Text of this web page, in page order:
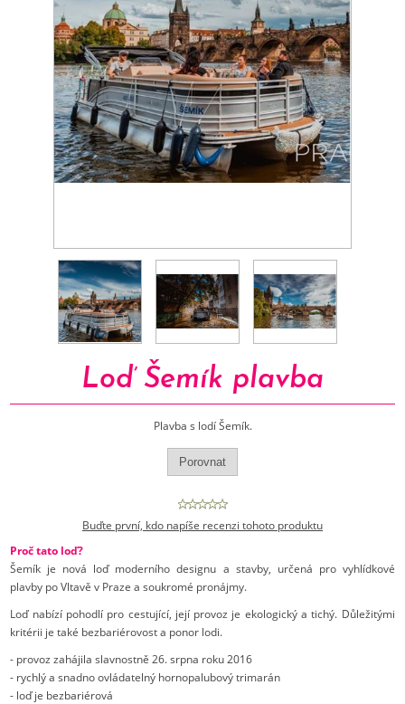
Loď Šemík plavba
Plavba s lodí Šemík.
Buďte první, kdo napíše recenzi tohoto produktu
Proč tato loď?
Šemík je nová loď moderního designu a stavby, určená pro vyhlídkové
plavby po Vltavě v Praze a soukromé pronájmy.
Loď nabízí pohodlí pro cestující, její provoz je ekologický a tichý. Důležitými
kritérii je také bezbariérovost a ponor lodi.
- provoz zahájila slavnostně 26. srpna roku 2016
- rychlý a snadno ovládatelný hornopalubový trimarán
- loď je bezbariérová